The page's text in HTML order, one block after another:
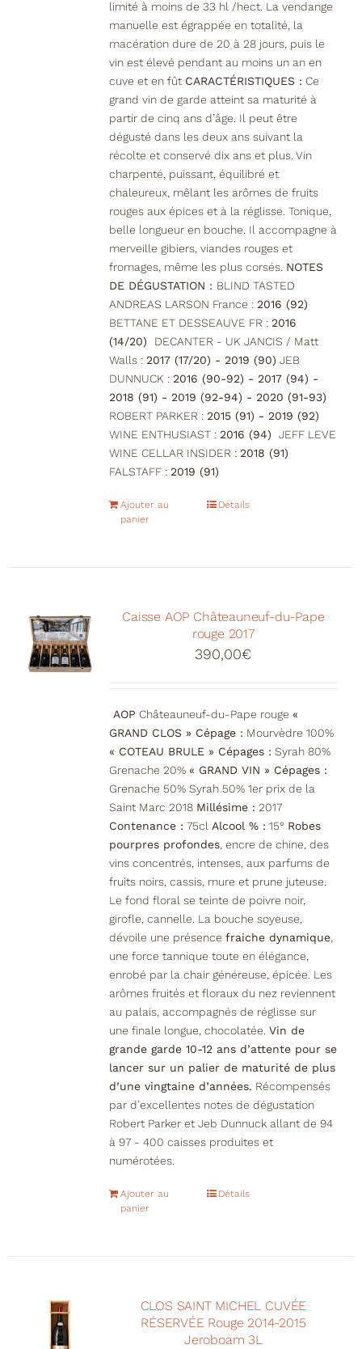
limité à moins de 33 hl /hect. La vendange
manuelle est égrappée en totalité, la
macération dure de 20 à 28 jours, puis le
vin est élevé pendant au moins un an en
cuve et en fût CARACTÉRISTIQUES : Ce
grand vin de garde atteint sa maturité à
partir de cinq ans d’âge. Il peut être
dégusté dans les deux ans suivant la
récolte et conservé dix ans et plus. Vin
charpenté, puissant, équilibré et
chaleureux, mêlant les arômes de fruits
rouges aux épices et à la réglisse. Tonique,
belle longueur en bouche. Il accompagne à
merveille gibiers, viandes rouges et
fromages, même les plus corsés. NOTES
DE DÉGUSTATION : BLIND TASTED
ANDREAS LARSON France : 2016 (92)
BETTANE ET DESSEAUVE FR : 2016
(14/20)
DECANTER - UK JANCIS / Matt
Walls : 2017 (17/20) - 2019 (90) JEB
DUNNUCK : 2016 (90-92) - 2017 (94) -
2018 (91) - 2019 (92-94) - 2020 (91-93)
ROBERT PARKER : 2015 (91) - 2019 (92)
WINE ENTHUSIAST : 2016 (94)
JEFF LEVE
WINE CELLAR INSIDER : 2018 (91)
FALSTAFF : 2019 (91)
Ajouter au
panier
Détails
Caisse AOP Châteauneuf-du-Pape
rouge 2017
390,00€
AOP Châteauneuf-du-Pape rouge «
GRAND CLOS » Cépage : Mourvèdre 100%
« COTEAU BRULE » Cépages : Syrah 80%
Grenache 20% « GRAND VIN » Cépages :
Grenache 50% Syrah 50% 1er prix de la
Saint Marc 2018 Millésime : 2017
Contenance : 75cl Alcool % : 15° Robes
pourpres profondes, encre de chine, des
vins concentrés, intenses, aux parfums de
fruits noirs, cassis, mure et prune juteuse.
Le fond floral se teinte de poivre noir,
girofle, cannelle. La bouche soyeuse,
dévoile une présence fraiche dynamique,
une force tannique toute en élégance,
enrobé par la chair généreuse, épicée. Les
arômes fruités et floraux du nez reviennent
au palais, accompagnés de réglisse sur
une finale longue, chocolatée. Vin de
grande garde 10-12 ans d’attente pour se
lancer sur un palier de maturité de plus
d’une vingtaine d’années. Récompensés
par d’excellentes notes de dégustation
Robert Parker et Jeb Dunnuck allant de 94
à 97 - 400 caisses produites et
numérotées.
Ajouter au
panier
Détails
CLOS SAINT MICHEL CUVÉE
RÉSERVÉE Rouge 2014-2015
Jeroboam 3L